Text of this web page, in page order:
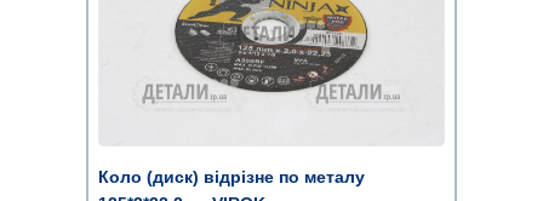
Коло (диск) відрізне по металу